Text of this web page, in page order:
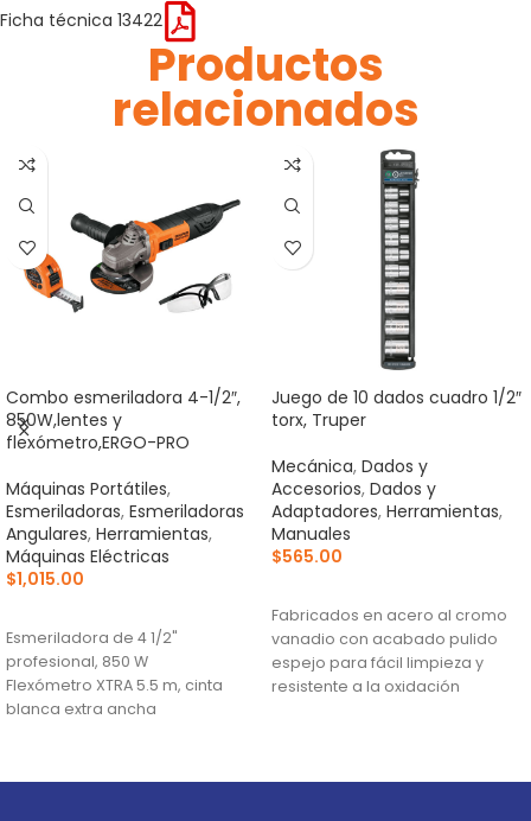
Ficha técnica 13422
Productos
relacionados
Combo esmeriladora 4-1/2″,
850W,lentes y
flexómetro,ERGO-PRO
Máquinas Portátiles,
Esmeriladoras, Esmeriladoras
Angulares, Herramientas,
Máquinas Eléctricas
$1,015.00
Esmeriladora de 4 1/2"
profesional, 850 W
Flexómetro XTRA 5.5 m, cinta
blanca extra ancha
Juego de 10 dados cuadro 1/2″
torx, Truper
Mecánica, Dados y
Accesorios, Dados y
Adaptadores, Herramientas,
Manuales
$565.00
Fabricados en acero al cromo
vanadio con acabado pulido
espejo para fácil limpieza y
resistente a la oxidación
sin dañar tuercas ni cabezas de